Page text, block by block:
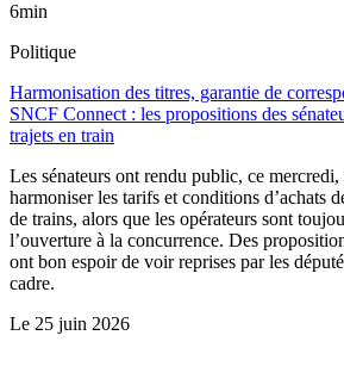
6min
Politique
Harmonisation des titres, garantie de
SNCF Connect : les propositions des
trajets en train
Les sénateurs ont rendu public, ce
harmoniser les tarifs et conditions d’achats
de trains, alors que les opérateurs sont
l’ouverture à la concurrence. Des
ont bon espoir de voir reprises par les
cadre.
Le 25 juin 2026